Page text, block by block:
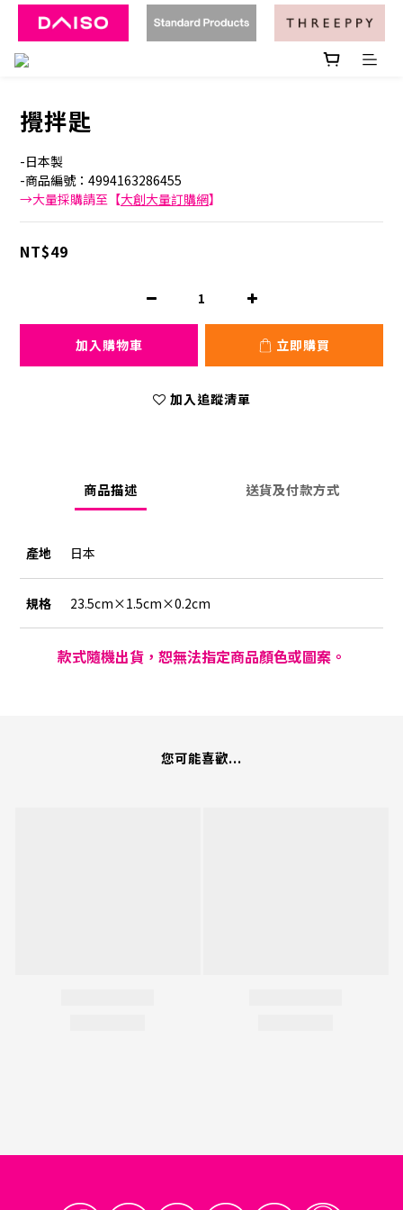
攪拌匙
-日本製
-商品編號：4994163286455
→大量採購請至【大創大量訂購網】
NT$49
加入購物車 立即購買
加入追蹤清單
商品描述 送貨及付款方式
產地 日本
規格 23.5cm×1.5cm×0.2cm
款式隨機出貨，恕無法指定商品顏色或圖案。
您可能喜歡...